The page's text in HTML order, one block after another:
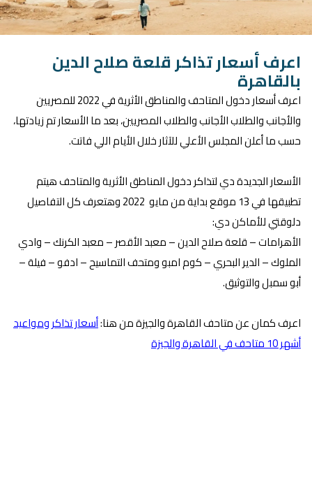
اعرف أسعار تذاكر قلعة صلاح الدين
بالقاهرة
اعرف أسعار دخول المتاحف والمناطق الأثرية في 2022 للمصريين
والأجانب والطلاب الأجانب والطلاب المصريين، بعد ما الأسعار تم زيادتها،
حسب ما أعلن المجلس الأعلي للآثار خلال الأيام اللي فاتت.
الأسعار الجديدة دي لتذاكر دخول المناطق الأثرية والمتاحف هيتم
تطبيقها في 13 موقع بداية من مايو 2022 وهتعرف كل التفاصيل
دلوقتي للأماكن دي:
الأهرامات – قلعة صلاح الدين – معبد الأقصر – معبد الكرنك – وادي
الملوك – الدير البحري – كوم امبو ومتحف التماسيح – ادفو – فيلة –
أبو سمبل والتوثيق.
اعرف كمان عن متاحف القاهرة والجيزة من هنا:أسعار تذاكر ومواعيد
أشهر 10 متاحف في القاهرة والجيزة